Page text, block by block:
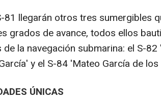
81 llegarán otros tres sumergibles
grados de avance, todos ellos
de la navegación submarina: el S-
y el S-84 'Mateo García de los
ÚNICAS